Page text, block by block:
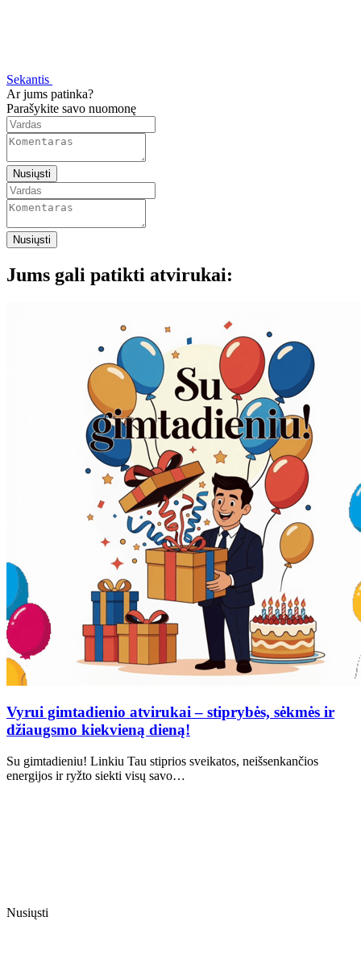
Sekantis
Ar jums patinka?
Parašykite savo nuomonę
Nusiųsti
Nusiųsti
Jums gali patikti atvirukai:
Vyrui gimtadienio atvirukai – stiprybės, sėkmės ir
džiaugsmo kiekvieną dieną!
Su gimtadieniu! Linkiu Tau stiprios sveikatos, neišsenkančios
energijos ir ryžto siekti visų savo…
Nusiųsti